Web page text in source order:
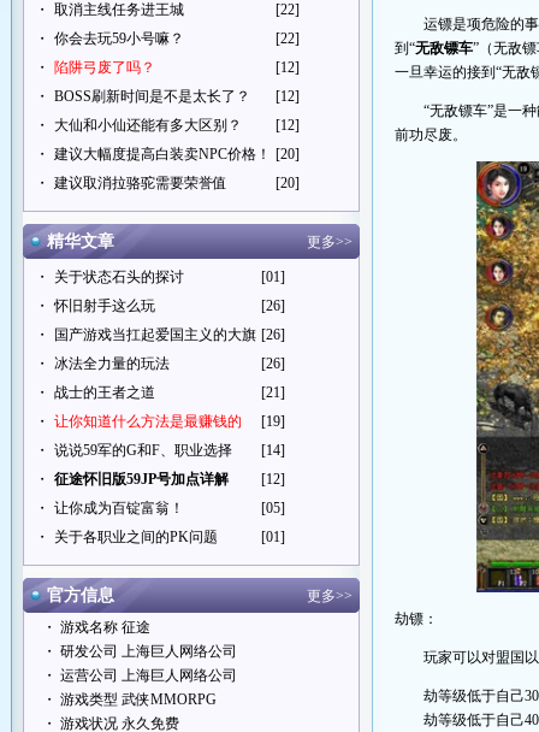
・
取消主线任务进王城
[22]
・
你会去玩59小号嘛？
[22]
・
陷阱弓废了吗？
[12]
・
BOSS刷新时间是不是太长了？
[12]
・
大仙和小仙还能有多大区别？
[12]
・
建议大幅度提高白装卖NPC价格！
[20]
・
建议取消拉骆驼需要荣誉值 [20]
精华文章 更多>>
・ 关于状态石头的探讨
[01]
・
怀旧射手这么玩
[26]
・
国产游戏当扛起爱国主义的大旗 [26]
・
冰法全力量的玩法
[26]
・
战士的王者之道
[21]
・
让你知道什么方法是最赚钱的
[19]
・
说说59军的G和F、职业选择
[14]
・
征途怀旧版59JP号加点详解
[12]
・
让你成为百锭富翁！
[05]
・
关于各职业之间的PK问题 [01]
官方信息
更多>>
・ 游戏名称 征途
・ 研发公司 上海巨人网络公司
・ 运营公司 上海巨人网络公司
・ 游戏类型 武侠MMORPG
・ 游戏状况 永久免费
运镖是项危险的
到“无敌镖车”（无敌
一旦幸运的接到“无敌
“无敌镖车”是一
前功尽废。
劫镖：
玩家可以对盟国
劫等级低于自己
劫等级低于自己